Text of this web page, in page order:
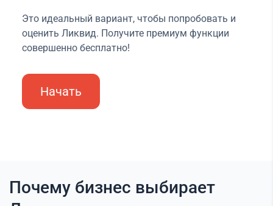
Это идеальный вариант, чтобы попробовать и
оценить Ликвид. Получите премиум функции
совершенно бесплатно!
Начать
Почему бизнес выбирает